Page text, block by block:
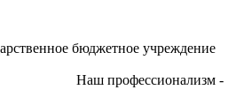
бюджетное учреждение
-